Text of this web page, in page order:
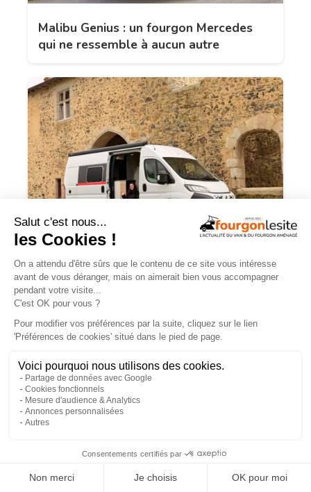
Malibu Genius : un fourgon Mercedes
qui ne ressemble à aucun autre
JOA by Pilote soigne les apparences et
notre budget